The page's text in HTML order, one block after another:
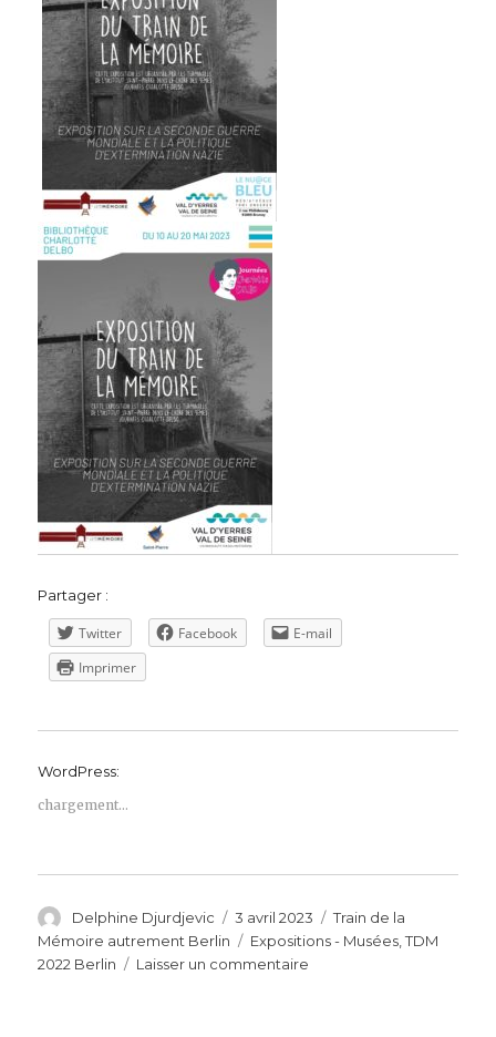
Partager :
Twitter Facebook
E-mail
Imprimer
WordPress:
chargement…
Auteur
Delphine Djurdjevic
Publié
le
3 avril 2023 Catégories
Train de la
Mémoire autrement Berlin
Étiquettes
Expositions - Musées,TDM
2022 Berlin
Laisser un commentaire